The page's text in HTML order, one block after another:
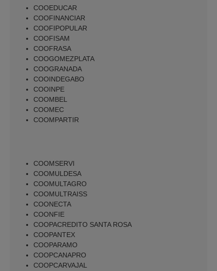
COOEDUCAR
COOFINANCIAR
COOFIPOPULAR
COOFISAM
COOFRASA
COOGOMEZPLATA
COOGRANADA
COOINDEGABO
COOINPE
COOMBEL
COOMEC
COOMPARTIR
COOMSERVI
COOMULDESA
COOMULTAGRO
COOMULTRAISS
COONECTA
COONFIE
COOPACREDITO SANTA ROSA
COOPANTEX
COOPARAMO
COOPCANAPRO
COOPCARVAJAL